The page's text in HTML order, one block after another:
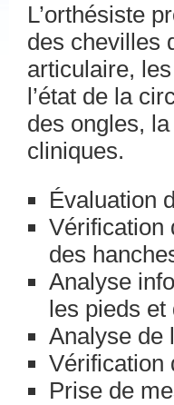
L’orthésiste
des chevilles
articulaire,
l’état de la
des ongles,
cliniques.
Évaluation
Vérification
des
Analyse
les pieds et
Analyse de
Vérification
Prise de